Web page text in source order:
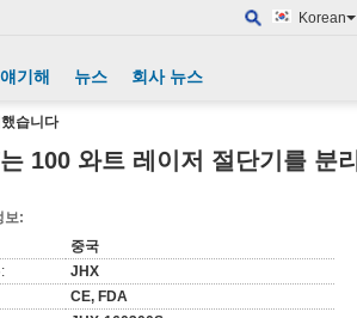
Korean
기해 뉴스 회사 뉴스
습니다
100 와트 레이저 절단기를 분리
보:
중국
JHX
CE, FDA